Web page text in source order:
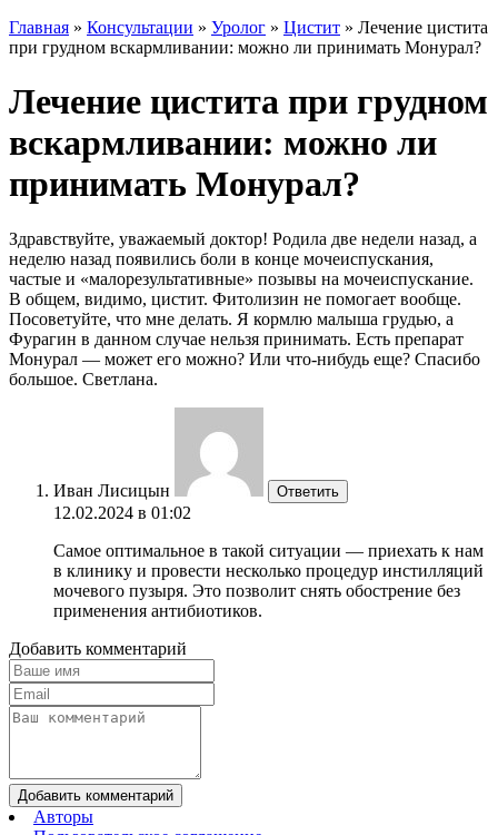
Главная » Консультации » Уролог » Цистит » Лечение цистита
при грудном вскармливании: можно ли принимать Монурал?
Лечение цистита при грудном
вскармливании: можно ли
принимать Монурал?
Здравствуйте, уважаемый доктор! Родила две недели назад, а
неделю назад появились боли в конце мочеиспускания,
частые и «малорезультативные» позывы на мочеиспускание.
В общем, видимо, цистит. Фитолизин не помогает вообще.
Посоветуйте, что мне делать. Я кормлю малыша грудью, а
Фурагин в данном случае нельзя принимать. Есть препарат
Монурал — может его можно? Или что-нибудь еще? Спасибо
большое. Светлана.
Иван Лисицын Ответить
12.02.2024 в 01:02
Самое оптимальное в такой ситуации — приехать к нам
в клинику и провести несколько процедур инстилляций
мочевого пузыря. Это позволит снять обострение без
применения антибиотиков.
Добавить комментарий
Добавить комментарий
Авторы